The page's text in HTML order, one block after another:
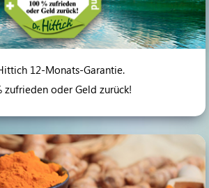
12-Monats-Garantie.
zufrieden oder Geld zurück!